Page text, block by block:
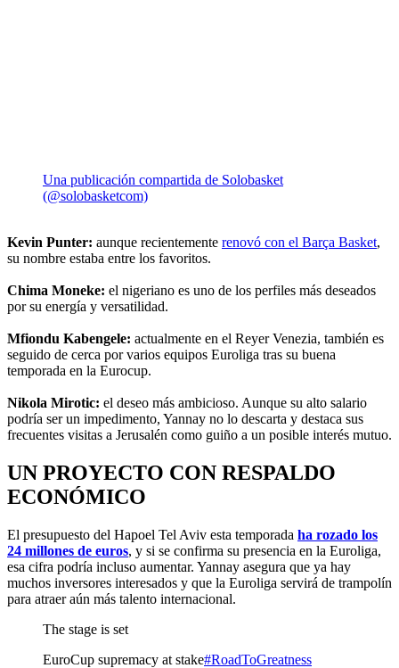
Una publicación compartida de Solobasket
(@solobasketcom)
Kevin Punter: aunque recientemente renovó con el Barça Basket,
su nombre estaba entre los favoritos.
Chima Moneke: el nigeriano es uno de los perfiles más deseados
por su energía y versatilidad.
Mfiondu Kabengele: actualmente en el Reyer Venezia, también es
seguido de cerca por varios equipos Euroliga tras su buena
temporada en la Eurocup.
Nikola Mirotic: el deseo más ambicioso. Aunque su alto salario
podría ser un impedimento, Yannay no lo descarta y destaca sus
frecuentes visitas a Jerusalén como guiño a un posible interés mutuo.
UN PROYECTO CON RESPALDO
ECONÓMICO
El presupuesto del Hapoel Tel Aviv esta temporada ha rozado los
24 millones de euros, y si se confirma su presencia en la Euroliga,
esa cifra podría incluso aumentar. Yannay asegura que ya hay
muchos inversores interesados y que la Euroliga servirá de trampolín
para atraer aún más talento internacional.
The stage is set
EuroCup supremacy at stake#RoadToGreatness